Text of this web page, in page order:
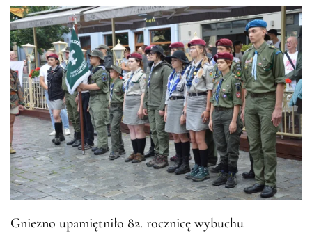
Gniezno upamiętniło 82. rocznicę wybuchu